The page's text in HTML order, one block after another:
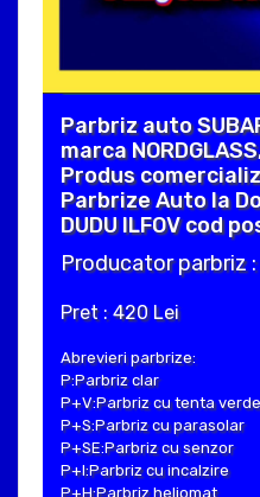
Parbriz auto
marca
Produs
Parbrize Auto la
DUDU ILFOV cod
Producator parbriz :
Pret : 420 Lei
Abrevieri parbrize:
P:Parbriz clar
P+V:Parbriz cu tenta verde
P+S:Parbriz cu parasolar
P+SE:Parbriz cu senzor
P+I:Parbriz cu incalzire
P+H:Parbriz heliomat